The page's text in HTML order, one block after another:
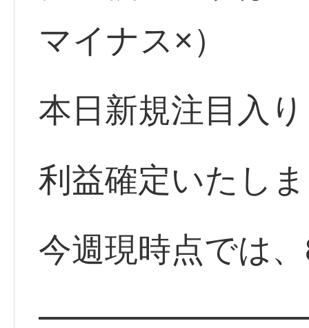
マイナス×）
本日新規注目入
利益確定いたし
今週現時点では